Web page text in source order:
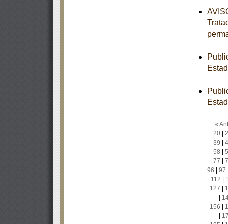
«
20|
39
58
77
96
97
112
127
156